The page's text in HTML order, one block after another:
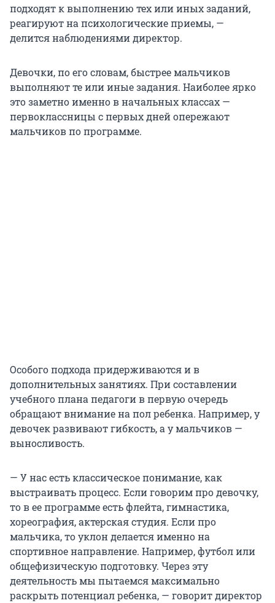
подходят к выполнению тех или иных заданий,
реагируют на психологические приемы, —
делится наблюдениями директор.
Девочки, по его словам, быстрее мальчиков
выполняют те или иные задания. Наиболее ярко
это заметно именно в начальных классах —
первоклассницы с первых дней опережают
мальчиков по программе.
Особого подхода придерживаются и в
дополнительных занятиях. При составлении
учебного плана педагоги в первую очередь
обращают внимание на пол ребенка. Например, у
девочек развивают гибкость, а у мальчиков —
выносливость.
— У нас есть классическое понимание, как
выстраивать процесс. Если говорим про девочку,
то в ее программе есть флейта, гимнастика,
хореография, актерская студия. Если про
мальчика, то уклон делается именно на
спортивное направление. Например, футбол или
общефизическую подготовку. Через эту
деятельность мы пытаемся максимально
раскрыть потенциал ребенка, — говорит директор